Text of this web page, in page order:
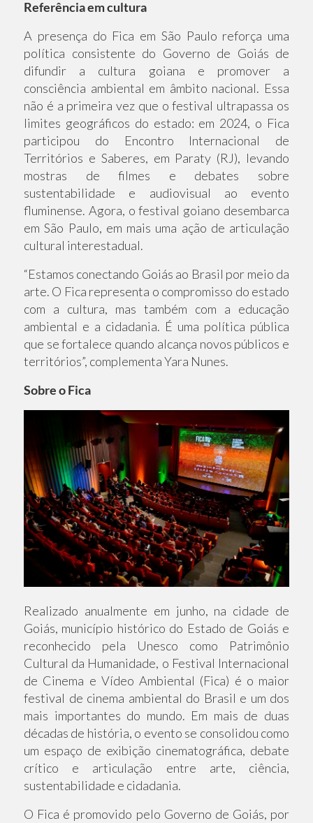
Referência em cultura
A presença do Fica em São Paulo reforça uma
política consistente do Governo de Goiás de
difundir a cultura goiana e promover a
consciência ambiental em âmbito nacional. Essa
não é a primeira vez que o festival ultrapassa os
limites geográficos do estado: em 2024, o Fica
participou do Encontro Internacional de
Territórios e Saberes, em Paraty (RJ), levando
mostras de filmes e debates sobre
sustentabilidade e audiovisual ao evento
fluminense. Agora, o festival goiano desembarca
em São Paulo, em mais uma ação de articulação
cultural interestadual.
“Estamos conectando Goiás ao Brasil por meio da
arte. O Fica representa o compromisso do estado
com a cultura, mas também com a educação
ambiental e a cidadania. É uma política pública
que se fortalece quando alcança novos públicos e
territórios”, complementa Yara Nunes.
Sobre o Fica
Realizado anualmente em junho, na cidade de
Goiás, município histórico do Estado de Goiás e
reconhecido pela Unesco como Patrimônio
Cultural da Humanidade, o Festival Internacional
de Cinema e Vídeo Ambiental (Fica) é o maior
festival de cinema ambiental do Brasil e um dos
mais importantes do mundo. Em mais de duas
décadas de história, o evento se consolidou como
um espaço de exibição cinematográfica, debate
crítico e articulação entre arte, ciência,
sustentabilidade e cidadania.
O Fica é promovido pelo Governo de Goiás, por